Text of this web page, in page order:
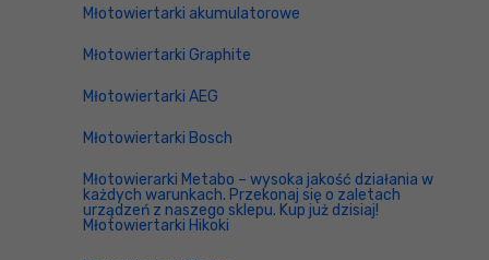
Młotowiertarki akumulatorowe
Młotowiertarki Graphite
Młotowiertarki AEG
Młotowiertarki Bosch
Młotowierarki Metabo – wysoka jakość działania w
każdych warunkach. Przekonaj się o zaletach
urządzeń z naszego sklepu. Kup już dzisiaj!
Młotowiertarki Hikoki